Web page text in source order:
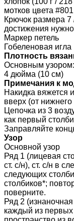
мотков цвета
Крючок размера 7
достижения
Маркер петель
Гобеленовая игла
Плотность
Основным
4 дюйма (10 см)
Примечания к
Накидка вяжется
вверх (от нижнего
Цепочка из 3
как первый
Заправляйте
Узор
Основной узор
Ряд 1 (лицевая
ст. с/н), ст. с/н в
следующих
столбиков*;
поверните.
Ряд 2
каждый из первых